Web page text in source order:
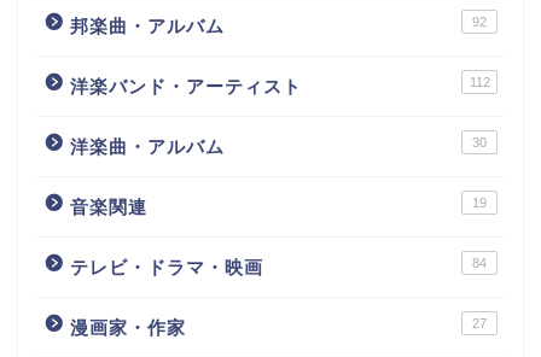
邦楽曲・アルバム 92
洋楽バンド・アーティスト 112
洋楽曲・アルバム 30
音楽関連 19
テレビ・ドラマ・映画 84
漫画家・作家 27